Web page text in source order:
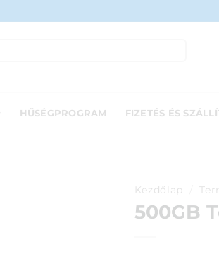
HŰSÉGPROGRAM FIZETÉS ÉS
Kezdőlap
500GB